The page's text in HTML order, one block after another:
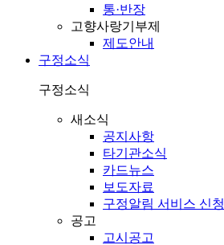
통·반장
고향사랑기부제
제도안내
구정소식
구정소식
새소식
공지사항
타기관소식
카드뉴스
보도자료
구정알림 서비스 신청
공고
고시공고